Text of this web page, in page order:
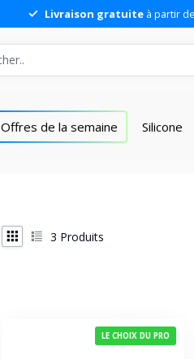
Livraison gratuite à partir
Offres de la semaine Silicone
3 Produits
LE CHOIX DU PRO